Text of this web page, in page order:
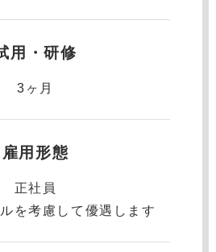
用・研修
3ヶ月
雇用形態
正社員
を考慮して優遇します